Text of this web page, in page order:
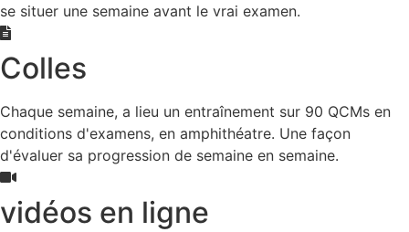
se situer une semaine avant le vrai examen.
Colles
Chaque semaine, a lieu un entraînement sur 90 QCMs en
conditions d'examens, en amphithéatre. Une façon
d'évaluer sa progression de semaine en semaine.
vidéos en ligne